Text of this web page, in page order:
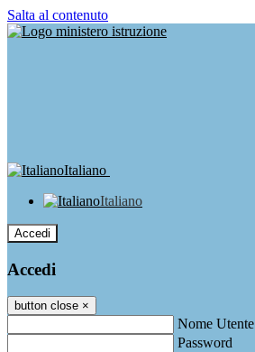
Salta al contenuto
Italiano
Italiano
Accedi
Accedi
button close ×
Nome Utente
Password